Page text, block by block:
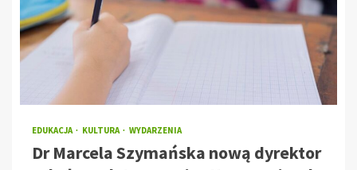
EDUKACJA KULTURA WYDARZENIA
Dr Marcela Szymańska nową dyrektor